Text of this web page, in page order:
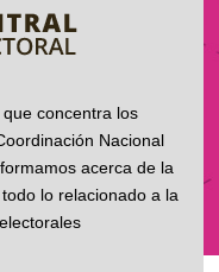
concentra los
Nacional
acerca de la
lo relacionado a la